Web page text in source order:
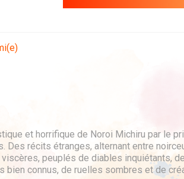
et horrifique de Noroi Michiru par le
Des récits étranges, alternant entre
peuplés de diables inquiétants, de
bien connus, de ruelles sombres et de